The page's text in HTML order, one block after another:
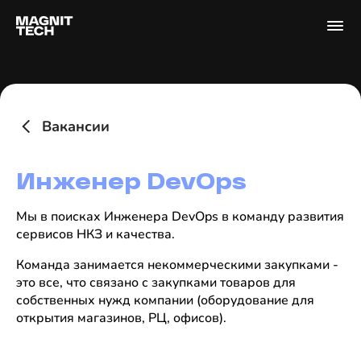
Вакансии
Инженер DevOps
Мы в поисках Инженера DevOps в команду развития
сервисов НКЗ и качества.
Команда занимается некоммерческими закупками -
это все, что связано с закупками товаров для
собственных нужд компании (оборудование для
открытия магазинов, РЦ, офисов).